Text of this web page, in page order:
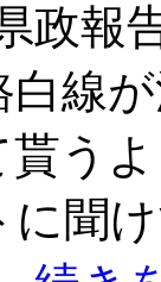
政報
線
う
聞